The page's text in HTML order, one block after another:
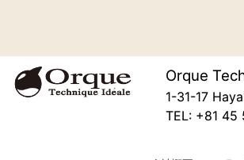
Orque
1-31-17
TEL: +81